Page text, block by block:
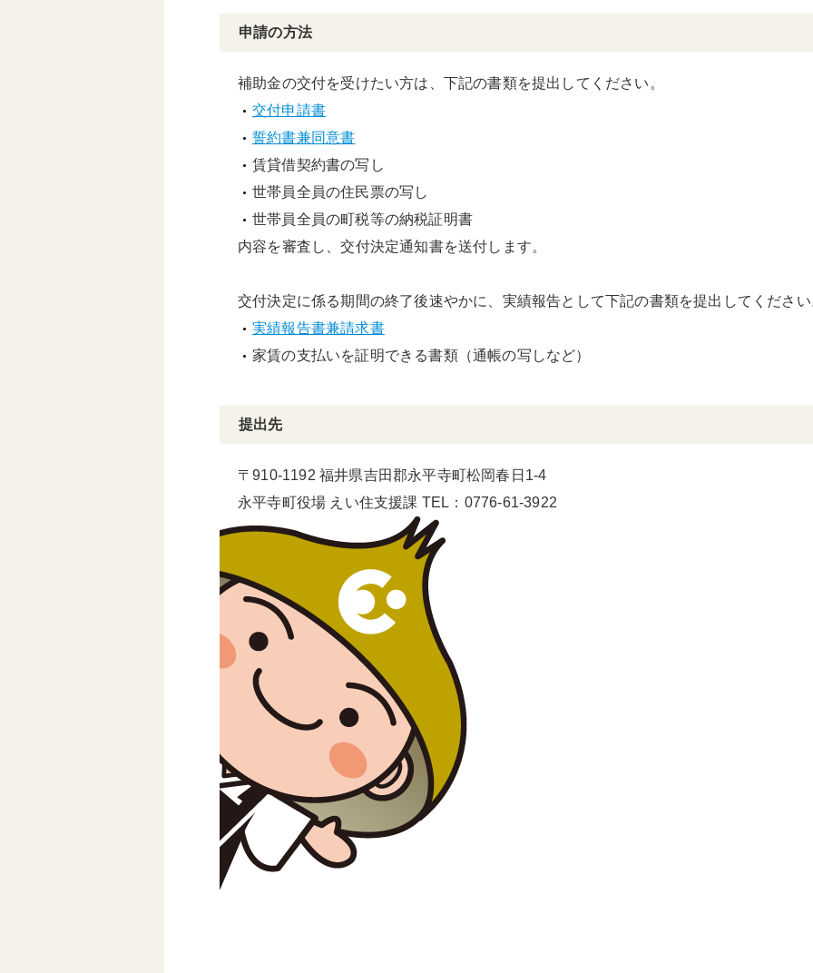
申請の方法
補助金の交付を受けたい方は、下記の書類を提出してください。
交付申請書
誓約書兼同意書
賃貸借契約書の写し
世帯員全員の住民票の写し
世帯員全員の町税等の納税証明書
内容を審査し、交付決定通知書を送付します。
交付決定に係る期間の終了後速やかに、実績報告として下記の書類を提出してくださ
実績報告書兼請求書
家賃の支払いを証明できる書類（通帳の写しなど）
提出先
〒910-1192 福井県吉田郡永平寺町松岡春日1-4
永平寺町役場 えい住支援課 TEL：0776-61-3922